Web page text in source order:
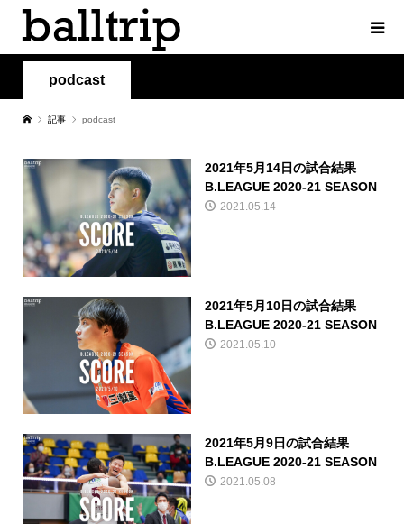
podcast
記事 podcast
2021年5月14日の試合結果
B.LEAGUE 2020-21 SEASON
2021.05.14
2021年5月10日の試合結果
B.LEAGUE 2020-21 SEASON
2021.05.10
2021年5月9日の試合結果
B.LEAGUE 2020-21 SEASON
2021.05.08